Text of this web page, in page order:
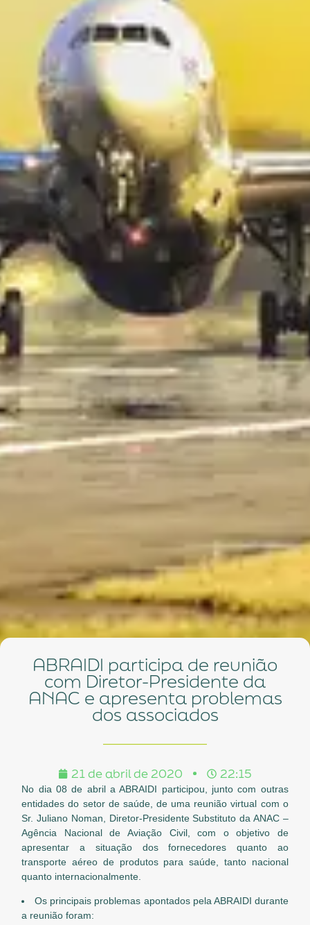
ABRAIDI participa de reunião
com Diretor-Presidente da
ANAC e apresenta problemas
dos associados
21 de abril de 2020 22:15
No dia 08 de abril a ABRAIDI participou, junto com outras
entidades do setor de saúde, de uma reunião virtual com o
Sr. Juliano Noman, Diretor-Presidente Substituto da ANAC –
Agência Nacional de Aviação Civil, com o objetivo de
apresentar a situação dos fornecedores quanto ao
transporte aéreo de produtos para saúde, tanto nacional
quanto internacionalmente.
Os principais problemas apontados pela ABRAIDI durante
a reunião foram: